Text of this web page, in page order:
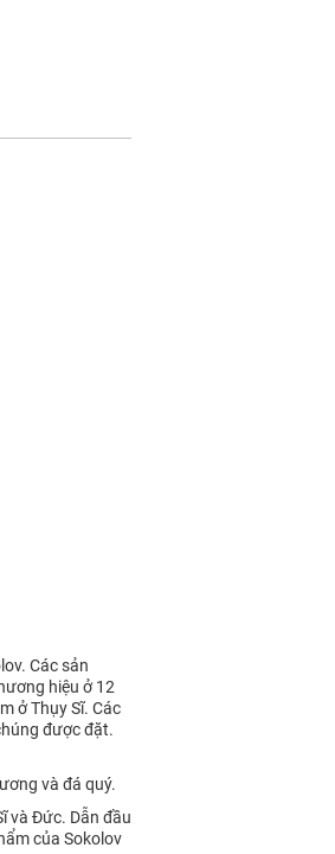
Các sản
hiệu ở 12
ở Thụy Sĩ. Các
được đặt.
và đá quý.
và Đức. Dẫn đầu
của Sokolov